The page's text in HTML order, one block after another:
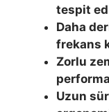
tespit
Daha
frekans
Zorlu
Uzun